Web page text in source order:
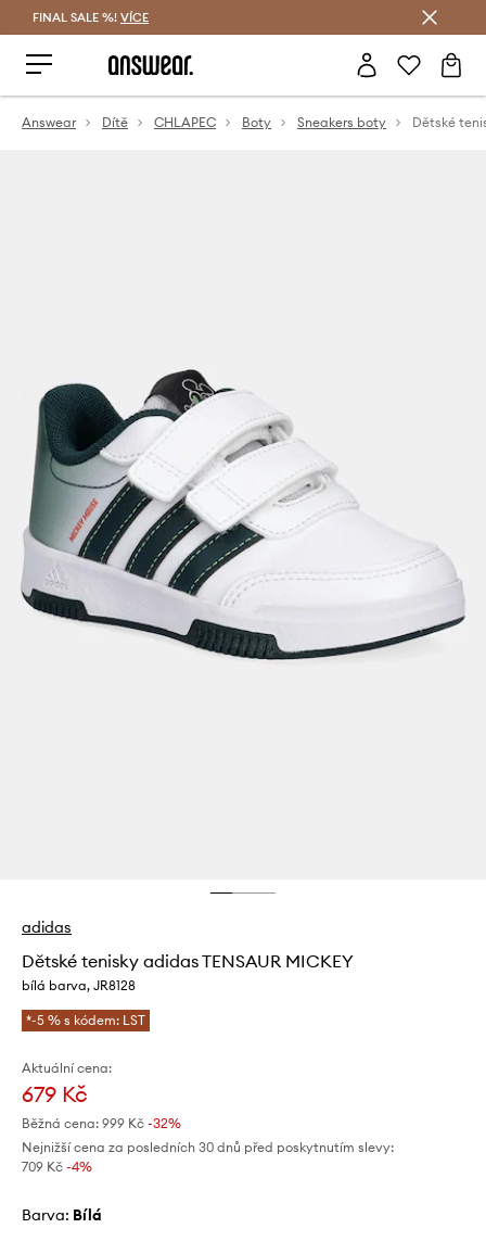
FINAL SALE %! VÍCE
Answear Dítě CHLAPEC Boty Sneakers boty
adidas
Dětské tenisky adidas TENSAUR MICKEY
bílá barva, JR8128
*-5 % s kódem: LST
Aktuální cena:
679 Kč
Běžná cena: 999 Kč -32%
Nejnižší cena za posledních 30 dnů před poskytnutím slevy:
709 Kč -4%
Barva: bílá